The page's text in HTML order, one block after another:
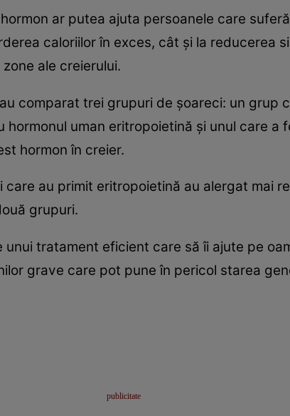
ar putea ajuta persoanele care
caloriilor în exces, cât şi la reducerea
ale creierului.
comparat trei grupuri de şoareci: un grup
uman eritropoietină şi unul care a
hormon în creier.
au primit eritropoietină au alergat mai
grupuri.
tratament eficient care să îi ajute pe
grave care pot pune în pericol starea